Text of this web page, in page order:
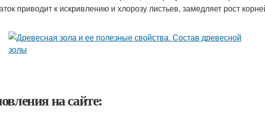
приводит к искривлению и хлорозу листьев, замедляет рост
на сайте: